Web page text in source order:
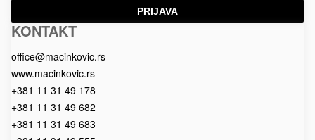
PRIJAVA
Macinkovic
Macinkovic
https://www.macinkovic.rs/wp-
KONTAKT
office@macinkovic.rs
www.macinkovic.rs
+381 11 31 49 178
+381 11 31 49 682
+381 11 31 49 683